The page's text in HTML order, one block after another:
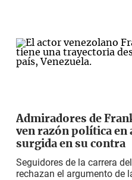
Admiradores de
ven razón política en
surgida en su contra
Seguidores de la carrera
rechazan el argumento de